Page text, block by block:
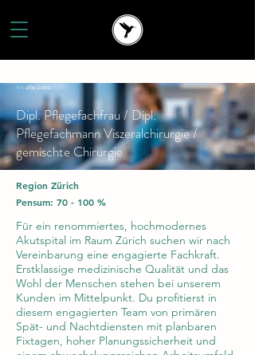
<< alle Jobs
Dipl. Pflegefachfrau / Dipl.
Pflegefachmann Viszeralchirurgie /
gemischte Chirurgie
Region Zürich
Pensum: 70 - 100 %
Für ein renommiertes, hochmodernes
Akutspital im Raum Zürich suchen wir nach
Vereinbarung eine engagierte Fachkraft.
Erstklassige medizinische Qualität und das
Wohl der Menschen stehen bei unserem
Kunden im Mittelpunkt. Du profitierst in
diesem engagierten Team von primären
Spät- und Nachtdiensten mit planbaren
Fixtagen, hoher Planungssicherheit und